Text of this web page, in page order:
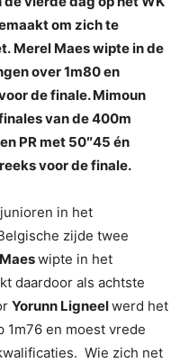
om zich te
Merel Maes wipte in de
over 1m80 en
de finale. Mimoun
van de 400m
PR met 50″45 én
voor de finale.
in het
zijde twee
wipte in het
daardoor als achtste
Yorunn Ligneelwerd het
1m76 en moest vrede
Wie zich net